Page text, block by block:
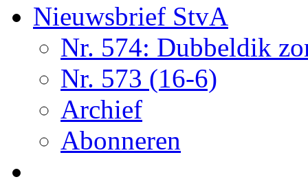
Nieuwsbrief StvA
Nr. 574: Dubbeldik
Nr. 573 (16-6)
Archief
Abonneren